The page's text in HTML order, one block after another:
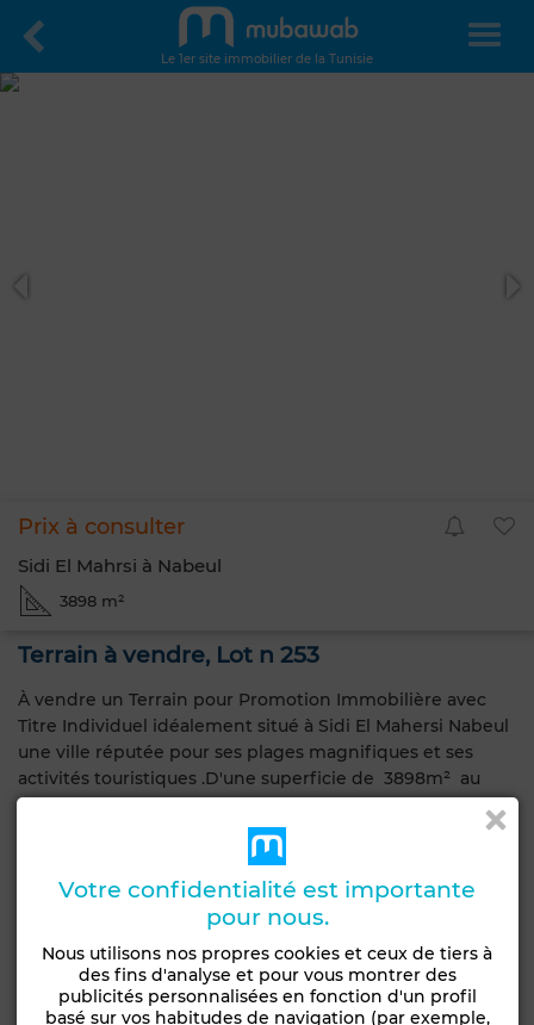
Le 1er site immobilier de la Tunisie
Prix à consulter
Sidi El Mahrsi à Nabeul
3898 m²
Terrain à vendre, Lot n 253
À vendre un Terrain pour Promotion Immobilière avec
Titre Individuel idéalement situé à Sidi El Mahersi Nabeul
une ville réputée pour ses plages magnifiques et ses
activités touristiques .D'une superficie de 3898m² au
prix de 1200 DT par mètre carré. C'est une opportunité
exceptionnelle pour les promoteurs immobiliers dans un
quartier en pleine croissance proche de toutes les
commodités. Ne manquez pas cette occasion d'investir
dans un marché en expansion à Sidi El Mahersi.
Caractéristiques générales
Votre confidentialité est importante
pour nous.
Nous utilisons nos propres cookies et ceux de tiers à
des fins d'analyse et pour vous montrer des
publicités personnalisées en fonction d'un profil
basé sur vos habitudes de navigation (par exemple,